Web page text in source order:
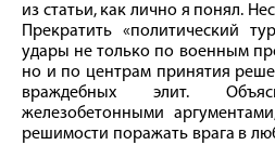
из статьи, как лично я понял.
Прекратить «политический
удары не только по военным
но и по центрам принятия
враждебных элит.
железобетонными
решимости поражать врага в